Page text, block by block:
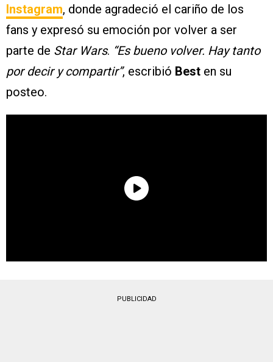
Instagram, donde agradeció el cariño de los
fans y expresó su emoción por volver a ser
parte de Star Wars. “Es bueno volver. Hay tanto
por decir y compartir”, escribió Best en su
posteo.
PUBLICIDAD